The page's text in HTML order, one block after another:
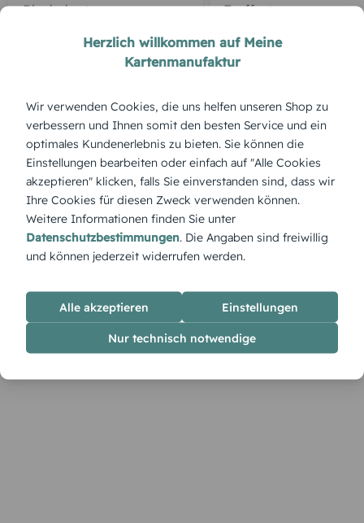
Blankokarte Tauffest
ÜBERBLICK:
Produktbeschreibung
„Shorts und ein T-Shirt“ bringen sommerliche Leichtigkeit an
den Tisch. Gestalte sie im Designer mit deinen individuellen
Farbwünschen und Texten.
Herzlich willkommen auf Meine
Kartenmanufaktur
Wir verwenden Cookies, die uns helfen unseren Shop zu
verbessern und Ihnen somit den besten Service und ein
optimales Kundenerlebnis zu bieten. Sie können die
Einstellungen bearbeiten oder einfach auf "Alle Cookies
akzeptieren" klicken, falls Sie einverstanden sind, dass wir
Ihre Cookies für diesen Zweck verwenden können.
Weitere Informationen finden Sie unter
Datenschutzbestimmungen. Die Angaben sind freiwillig
und können jederzeit widerrufen werden.
Alle akzeptieren Einstellungen
Nur technisch notwendige